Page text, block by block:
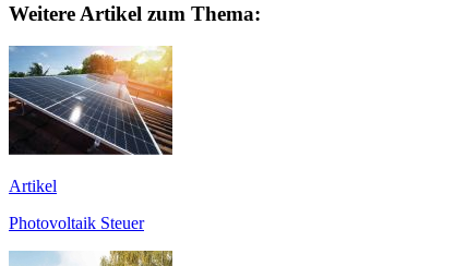
Weitere Artikel zum Thema:
Artikel
Photovoltaik Steuer